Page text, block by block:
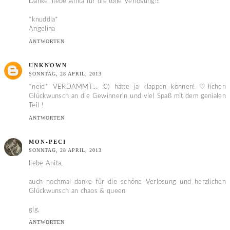
*knuddla*
Angelina
ANTWORTEN
UNKNOWN
SONNTAG, 28 APRIL, 2013
*neid* VERDAMMT... :0) hätte ja klappen können! ♡lichen
Glückwunsch an die Gewinnerin und viel Spaß mit dem genialen
Teil !
ANTWORTEN
MON-PECI
SONNTAG, 28 APRIL, 2013
liebe Anita,
auch nochmal danke für die schöne Verlosung und herzlichen
Glückwunsch an chaos & queen
glg,
ANTWORTEN